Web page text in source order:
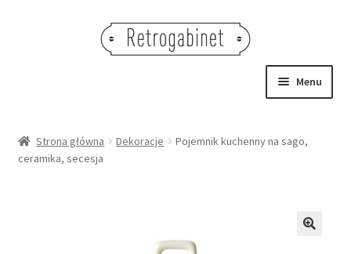
Menu
OBRAZY
Strona główna Dekoracje
Pojemnik kuchenny na sago,
ceramika, secesja